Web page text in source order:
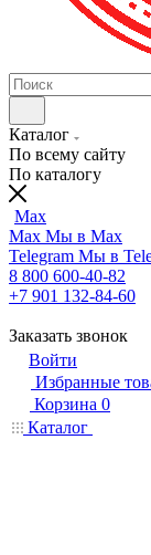
Каталог
По всему сайту
По каталогу
Max
Max Мы в Max
Telegram Мы в
8 800 600-40-82
+7 901 132-84-60
Заказать звонок
Войти
Избранные
Корзина 0
Каталог